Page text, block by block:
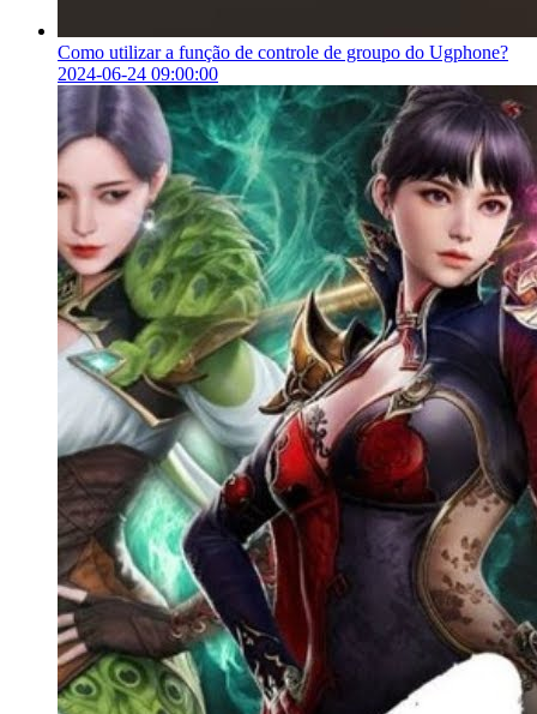
Como utilizar a função de controle de groupo do Ugphone?
2024-06-24 09:00:00